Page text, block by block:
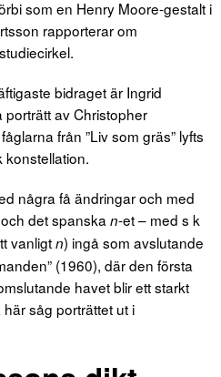
som en Henry Moore-gestalt i
rapporterar om
bidraget är Ingrid
av Christopher
från ”Liv som gräs” lyfts
konstellation.
några få ändringar och med
det spanska n-et – med s k
vanligtn) ingå som avslutande
(1960), där den första
havet blir ett starkt
såg porträttet ut i